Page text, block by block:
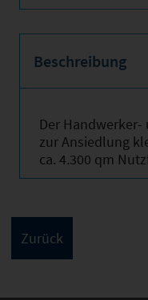
Beschreibung
Der
zur Ansiedlung
ca. 4.300 qm